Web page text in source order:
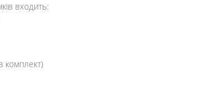
входить:
комплект)